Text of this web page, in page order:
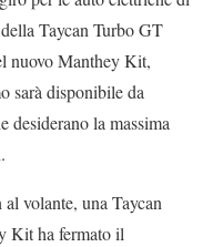
Taycan Turbo GT
nuovo Manthey Kit,
sarà disponibile da
desiderano la massima
volante, una Taycan
Kit ha fermato il